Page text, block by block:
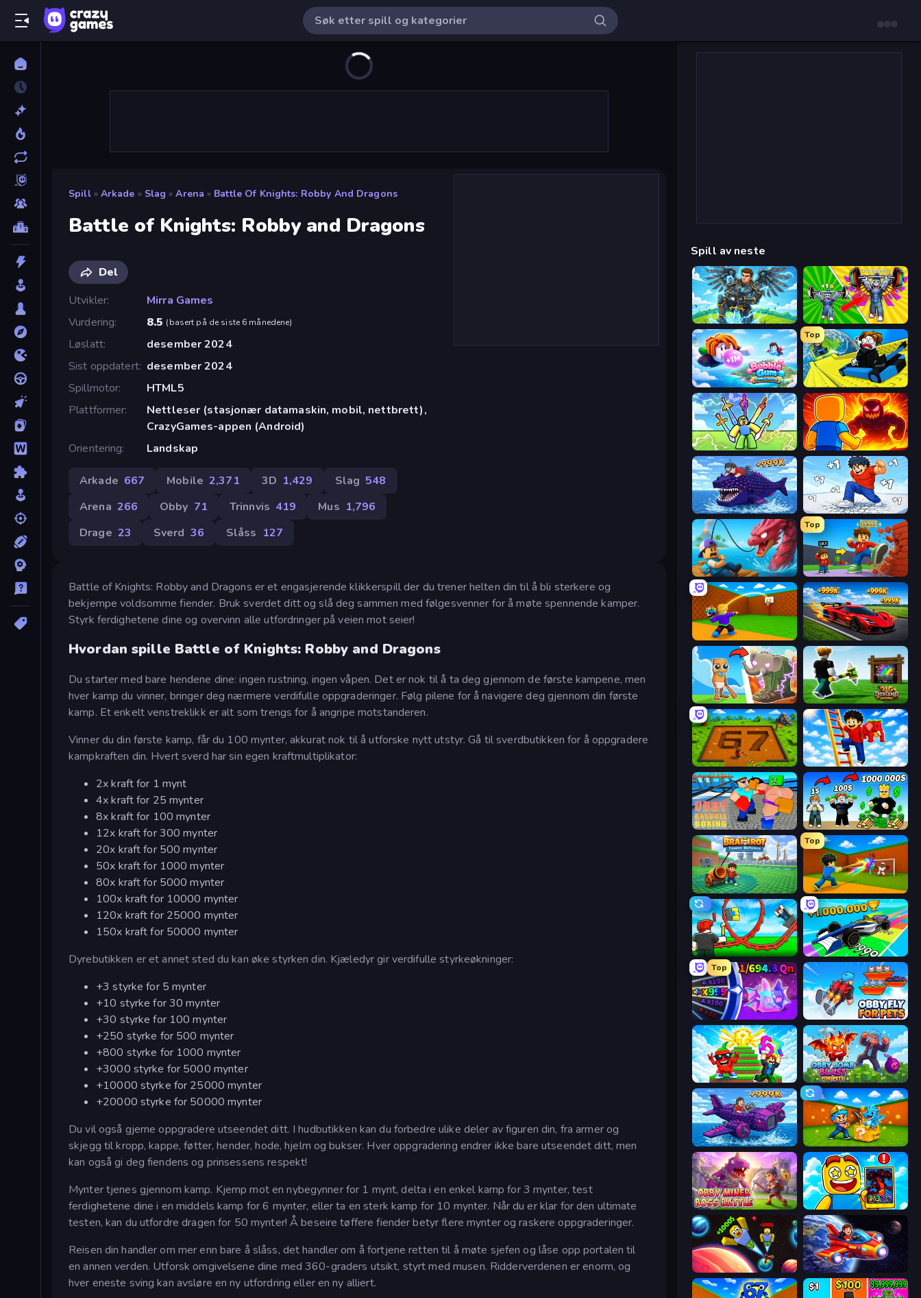
Spill » Arkade » Slag » Arena » Battle Of Knights: Robby And Dragons
Battle of Knights: Robby and Dragons
Del
Utvikler
Mirra Games
Vurdering
8.5 (basert på de siste 6 månedene)
Løslatt
desember 2024
Sist oppdatert desember 2024
Spillmotor
HTML5
Plattformer
Nettleser (stasjonær datamaskin, mobil, nettbrett),
CrazyGames-appen (Android)
Orientering
Landskap
Arkade 667 Mobile 2,371 3D 1,429 Slag 548
Arena 266 Obby 71 Trinnvis 419 Mus 1,796
Drage 23 Sverd 36 Slåss 127
Battle of Knights: Robby and Dragons er et engasjerende klikkerspill der du trener helten din til å bli sterkere og
bekjempe voldsomme fiender. Bruk sverdet ditt og slå deg sammen med følgesvenner for å møte spennende kamper.
Styrk ferdighetene dine og overvinn alle utfordringer på veien mot seier!
Hvordan spille Battle of Knights: Robby and Dragons
Du starter med bare hendene dine: ingen rustning, ingen våpen. Det er nok til å ta deg gjennom de første kampene, men
hver kamp du vinner, bringer deg nærmere verdifulle oppgraderinger. Følg pilene for å navigere deg gjennom din første
kamp. Et enkelt venstreklikk er alt som trengs for å angripe motstanderen.
Vinner du din første kamp, får du 100 mynter, akkurat nok til å utforske nytt utstyr. Gå til sverdbutikken for å oppgradere
kampkraften din. Hvert sverd har sin egen kraftmultiplikator:
2x kraft for 1 mynt
4x kraft for 25 mynter
8x kraft for 100 mynter
12x kraft for 300 mynter
20x kraft for 500 mynter
50x kraft for 1000 mynter
80x kraft for 5000 mynter
100x kraft for 10000 mynter
120x kraft for 25000 mynter
150x kraft for 50000 mynter
Dyrebutikken er et annet sted du kan øke styrken din. Kjæledyr gir verdifulle styrkeøkninger:
+3 styrke for 5 mynter
+10 styrke for 30 mynter
+30 styrke for 100 mynter
+250 styrke for 500 mynter
+800 styrke for 1000 mynter
+3000 styrke for 5000 mynter
+10000 styrke for 25000 mynter
+20000 styrke for 50000 mynter
Du vil også gjerne oppgradere utseendet ditt. I hudbutikken kan du forbedre ulike deler av figuren din, fra armer og
skjegg til kropp, kappe, føtter, hender, hode, hjelm og bukser. Hver oppgradering endrer ikke bare utseendet ditt, men
kan også gi deg fiendens og prinsessens respekt!
Mynter tjenes gjennom kamp. Kjemp mot en nybegynner for 1 mynt, delta i en enkel kamp for 3 mynter, test
ferdighetene dine i en middels kamp for 6 mynter, eller ta en sterk kamp for 10 mynter. Når du er klar for den ultimate
testen, kan du utfordre dragen for 50 mynter! Å beseire tøffere fiender betyr flere mynter og raskere oppgraderinger.
Reisen din handler om mer enn bare å slåss, det handler om å fortjene retten til å møte sjefen og låse opp portalen til
en annen verden. Utforsk omgivelsene dine med 360-graders utsikt, styrt med musen. Ridderverdenen er enorm, og
hver eneste sving kan avsløre en ny utfordring eller en ny alliert.
Spill av neste
Obby: Pull a Sword Obby: Gym Simulator, Escape
Bubble Gum Simulator
Top
Cart Ride Danger Mount
Obby vs Brainrot Obby: Legendary Dragon
Obby Fish Challenge: Ride Break a Skyscraper
Fish It Now
Top
Obby: +1 Click Wall Breaker
Throw a Lucky Block
Brainrot Evolution Dig and Descend: Obby Mine
Obby: Dig Brainrots Ladder to Brainhot: Climb
Obby: Ragdoll Boxing Obby Tycoon Build the City
Brainrot Tower Defence
Top
Baseball For Brainrot
Build a Rollercoaster: Simulator Obby Car Challenge: Drive
Top
Meeland.io Obby Fly For Pets
Run and Jump for Brainrot Obby Bomb Blast For Pets
Obby Plane Power Challenge: Fly Escape Cave For Brainrot
Obby Miner: Boss Battle Obby Cards: The Legend Hunt
Obby: +1 to Spaceflight Altitude Obby Space Challenge: Starships